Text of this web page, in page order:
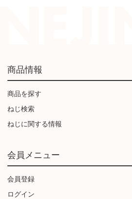
商品情報
商品を探す
ねじ検索
ねじに関する情報
会員メニュー
会員登録
ログイン